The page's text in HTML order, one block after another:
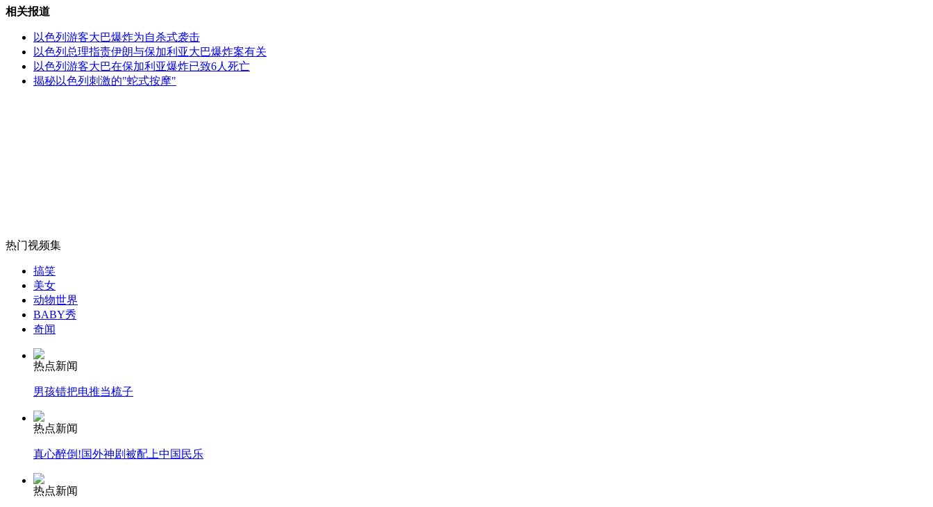
英少年网上辱骂跳水神童被逮捕
无痛分娩是否安全 医生回应
外交部：反对强权政治霸凌主义
安徽一实载49人客车翻车
相关报道
以色列游客大巴爆炸为自杀式袭击
以色列总理指责伊朗与保加利亚大巴爆炸案有关
以色列游客大巴在保加利亚爆炸已致6人死亡
揭秘以色列刺激的"蛇式按摩"
热门视频集
搞笑
美女
动物世界
BABY秀
奇闻
热点新闻
男孩错把电推当梳子
热点新闻
真心醉倒!国外神剧被配上中国民乐
热点新闻